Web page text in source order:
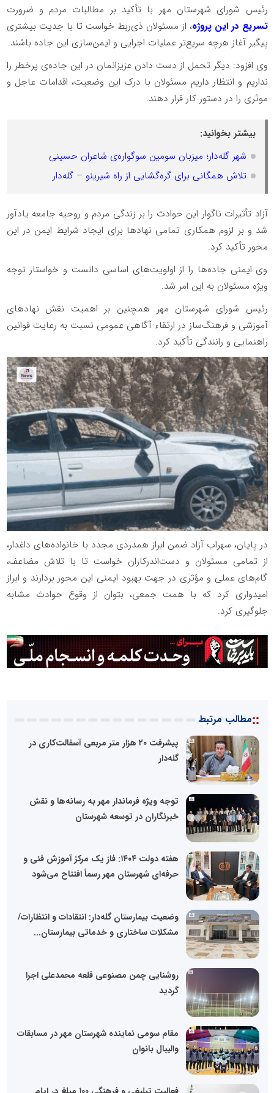
رئیس شورای شهرستان مهر با تأکید بر مطالبات مردم و ضرورت
تسریع در این پروژه، از مسئولان ذی‌ربط خواست تا با جدیت بیشتری
پیگیر آغاز هرچه سریع‌تر عملیات اجرایی و ایمن‌سازی این جاده باشند.
وی افزود: دیگر تحمل از دست دادن عزیزانمان در این جاده‌ی پرخطر را
نداریم و انتظار داریم مسئولان با درک این وضعیت، اقدامات عاجل و
موثری را در دستور کار قرار دهند.
بیشتر بخوانید:
شهر گله‌دار؛ میزبان سومین سوگواره‌ی شاعران حسینی
تلاش همگانی برای گره‌گشایی از راه شیرینو – گله‌دار
آزاد تأثیرات ناگوار این حوادث را بر زندگی مردم و روحیه جامعه یادآور
شد و بر لزوم همکاری تمامی نهادها برای ایجاد شرایط ایمن در این
محور تأکید کرد.
وی ایمنی جاده‌ها را از اولویت‌های اساسی دانست و خواستار توجه
ویژه مسئولان به این امر شد.
رئیس شورای شهرستان مهر همچنین بر اهمیت نقش نهادهای
آموزشی و فرهنگ‌ساز در ارتقاء آگاهی عمومی نسبت به رعایت قوانین
راهنمایی و رانندگی تأکید کرد.
در پایان، سهراب آزاد ضمن ابراز همدردی مجدد با خانواده‌های داغدار،
از تمامی مسئولان و دست‌اندرکاران خواست تا با تلاش مضاعف،
گام‌های عملی و مؤثری در جهت بهبود ایمنی این محور بردارند و ابراز
امیدواری کرد که با همت جمعی، بتوان از وقوع حوادث مشابه
جلوگیری کرد.
::مطالب مرتبط
پیشرفت ۲۰ هزار متر مربعی آسفالت‌کاری در
گله‌دار
توجه ویژه فرماندار مهر به رسانه‌ها و نقش
خبرنگاران در توسعه شهرستان
هفته دولت ۱۴۰۴: فاز یک مرکز آموزش فنی و
حرفه‌ای شهرستان مهر رسماً افتتاح می‌شود
وضعیت بیمارستان گله‌دار: انتقادات و انتظارات/
مشکلات ساختاری و خدماتی بیمارستان...
روشنایی چمن مصنوعی قلعه محمدعلی اجرا
گردید
مقام سومی نماینده شهرستان مهر در مسابقات
والیبال بانوان